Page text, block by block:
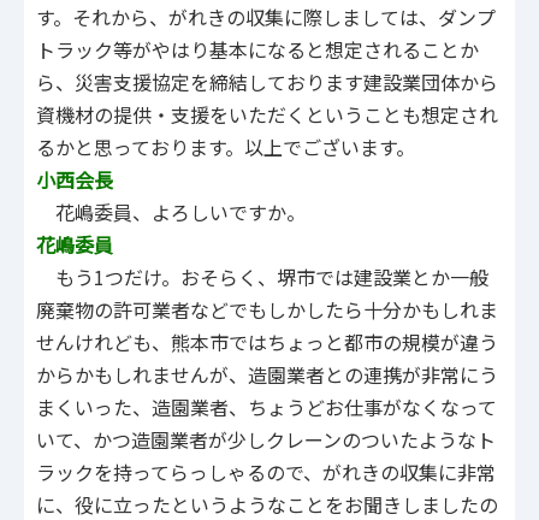
す。それから、がれきの収集に際しましては、ダンプ
トラック等がやはり基本になると想定されることか
ら、災害支援協定を締結しております建設業団体から
資機材の提供・支援をいただくということも想定され
るかと思っております。以上でございます。
小西会長
花嶋委員、よろしいですか。
花嶋委員
もう1つだけ。おそらく、堺市では建設業とか一般
廃棄物の許可業者などでもしかしたら十分かもしれま
せんけれども、熊本市ではちょっと都市の規模が違う
からかもしれませんが、造園業者との連携が非常にう
まくいった、造園業者、ちょうどお仕事がなくなって
いて、かつ造園業者が少しクレーンのついたようなト
ラックを持ってらっしゃるので、がれきの収集に非常
に、役に立ったというようなことをお聞きしましたの